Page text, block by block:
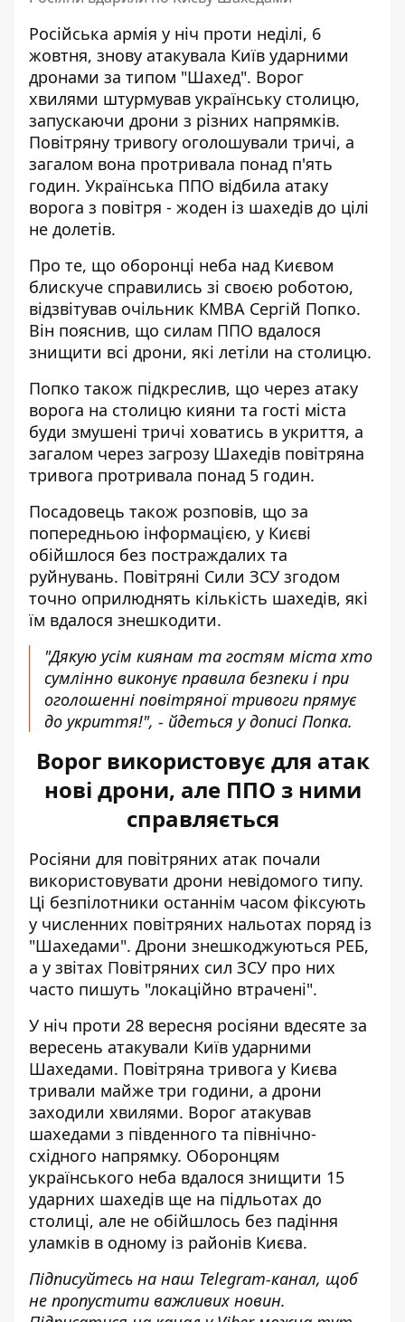
Російська армія у ніч проти неділі, 6
жовтня, знову атакувала Київ ударними
дронами за типом "Шахед". Ворог
хвилями штурмував українську столицю,
запускаючи дрони з різних напрямків.
Повітряну тривогу оголошували тричі, а
загалом вона протривала понад п'ять
годин. Українська ППО відбила атаку
ворога з повітря - жоден із шахедів до цілі
не долетів.
Про те, що оборонці неба над Києвом
блискуче справились зі своєю роботою,
відзвітував очільник КМВА Сергій Попко.
Він пояснив, що силам ППО вдалося
знищити всі дрони, які летіли на столицю.
Попко також підкреслив, що через атаку
ворога на столицю кияни та гості міста
буди змушені тричі ховатись в укриття, а
загалом через загрозу Шахедів повітряна
тривога протривала понад 5 годин.
Посадовець також розповів, що за
попередньою інформацією, у Києві
обійшлося без постраждалих та
руйнувань. Повітряні Сили ЗСУ згодом
точно оприлюднять кількість шахедів, які
їм вдалося знешкодити.
"Дякую усім киянам та гостям міста хто
сумлінно виконує правила безпеки і при
оголошенні повітряної тривоги прямує
до укриття!", - йдеться у дописі Попка.
Ворог використовує для атак
нові дрони, але ППО з ними
справляється
Росіяни для повітряних атак почали
використовувати дрони невідомого типу.
Ці безпілотники останнім часом фіксують
у численних повітряних нальотах поряд із
"Шахедами". Дрони знешкоджуються РЕБ,
а у звітах Повітряних сил ЗСУ про них
часто пишуть "локаційно втрачені".
У ніч проти 28 вересня росіяни вдесяте за
вересень атакували Київ ударними
Шахедами. Повітряна тривога у Києва
тривали майже три години, а дрони
заходили хвилями. Ворог атакував
шахедами з південного та північно-
східного напрямку. Оборонцям
українського неба вдалося знищити 15
ударних шахедів ще на підльотах до
столиці, але не обійшлось без падіння
уламків в одному із районів Києва.
Підписуйтесь на наш Telegram-канал, щоб
не пропустити важливих новин.